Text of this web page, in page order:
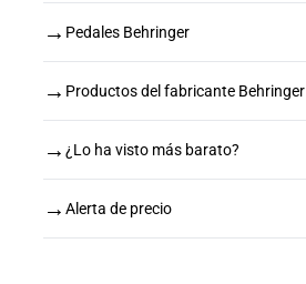
→ Pedales Behringer
→ Productos del fabricante Behringer
→ ¿Lo ha visto más barato?
→ Alerta de precio